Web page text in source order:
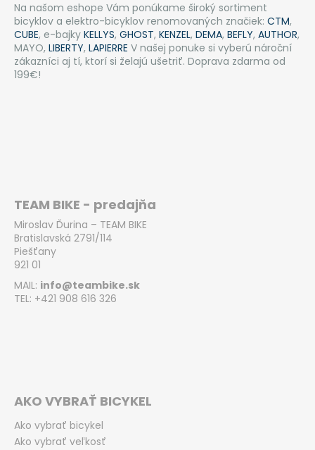
Na našom eshope Vám ponúkame široký sortiment
bicyklov a elektro-bicyklov renomovaných značiek: CTM,
CUBE, e-bajky KELLYS, GHOST, KENZEL, DEMA, BEFLY, AUTHOR,
MAYO, LIBERTY, LAPIERRE V našej ponuke si vyberú nároční
zákazníci aj tí, ktorí si želajú ušetriť. Doprava zdarma od
199€!
TEAM BIKE - predajňa
Miroslav Ďurina – TEAM BIKE
Bratislavská 2791/114
Piešťany
921 01
MAIL: info@teambike.sk
TEL: +421 908 616 326
AKO VYBRAŤ BICYKEL
Ako vybrať bicykel
Ako vybrať veľkosť